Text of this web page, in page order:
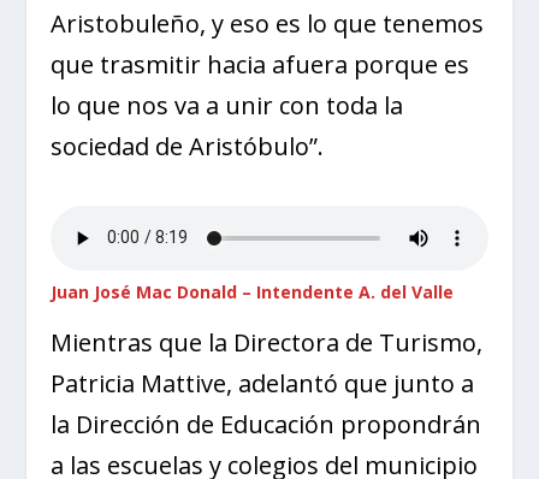
Aristobuleño, y eso es lo que tenemos
que trasmitir hacia afuera porque es
lo que nos va a unir con toda la
sociedad de Aristóbulo”.
Juan José Mac Donald – Intendente A. del Valle
Mientras que la Directora de Turismo,
Patricia Mattive, adelantó que junto a
la Dirección de Educación propondrán
a las escuelas y colegios del municipio